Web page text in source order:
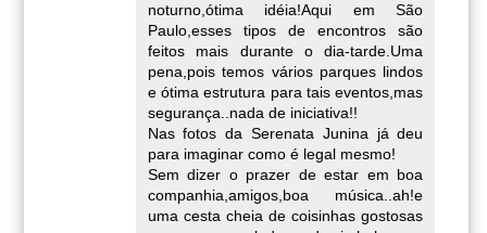
noturno,ótima idéia!Aqui em São
Paulo,esses tipos de encontros são
feitos mais durante o dia-tarde.Uma
pena,pois temos vários parques lindos
e ótima estrutura para tais eventos,mas
segurança..nada de iniciativa!!
Nas fotos da Serenata Junina já deu
para imaginar como é legal mesmo!
Sem dizer o prazer de estar em boa
companhia,amigos,boa música..ah!e
uma cesta cheia de coisinhas gostosas